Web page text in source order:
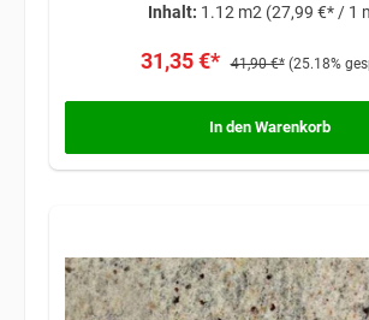
Akzentstück, die Black Star Galaxy
zeitloser Schönheit.
Inhalt: 1.12 m2 (27,99 €* / 1
31,35 €* 41,90 €* (25.18%
In den Warenkorb